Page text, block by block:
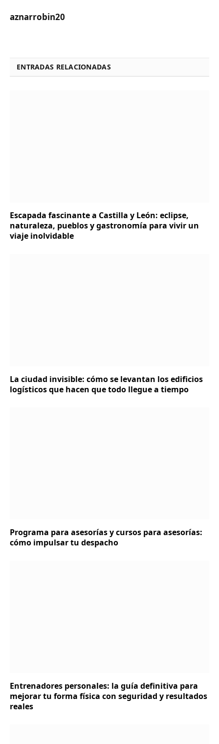
aznarrobin20
ENTRADAS RELACIONADAS
Escapada fascinante a Castilla y León: eclipse,
naturaleza, pueblos y gastronomía para vivir un
viaje inolvidable
La ciudad invisible: cómo se levantan los edificios
logísticos que hacen que todo llegue a tiempo
Programa para asesorías y cursos para asesorías:
cómo impulsar tu despacho
Entrenadores personales: la guía definitiva para
mejorar tu forma física con seguridad y resultados
reales